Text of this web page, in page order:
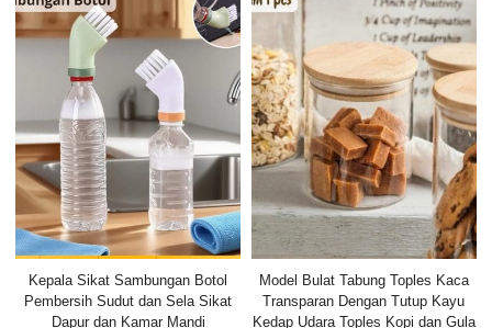
Kepala Sikat Sambungan Botol
Pembersih Sudut dan Sela Sikat
Dapur dan Kamar Mandi
Model Bulat Tabung Toples Kaca
Transparan Dengan Tutup Kayu
Kedap Udara Toples Kopi dan Gula